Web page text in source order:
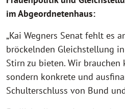
im Abgeordnetenhaus:
„Kai Wegners Senat fehlt es
bröckelnden Gleichstellung
Stirn zu bieten. Wir brauchen
sondern konkrete und
Schulterschluss von Bund